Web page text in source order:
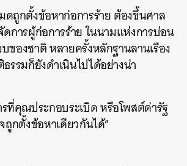
ดถูกตั้งข้อหาก่อการร้าย ต้องขึ้นศาล
การผู้ก่อการร้าย ในนามแห่งการบ่อน
ของชาติ หลายครั้งหลักฐานลานเรือง
รรมก็ยังดำเนินไปได้อย่างน่า
ที่คุณประกอบระเบิด หรือโพสต์ด่ารัฐ
กตั้งข้อหาเดียวกันได้”